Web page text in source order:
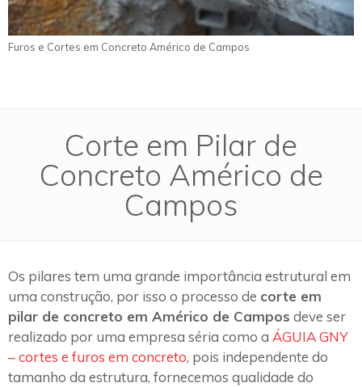
Furos e Cortes em Concreto Américo de Campos
Corte em Pilar de
Concreto Américo de
Campos
Os pilares tem uma grande importância estrutural em
uma construção, por isso o processo de corte em
pilar de concreto em Américo de Campos deve ser
realizado por uma empresa séria como a ÁGUIA GNY
– cortes e furos em concreto, pois independente do
tamanho da estrutura, fornecemos qualidade do